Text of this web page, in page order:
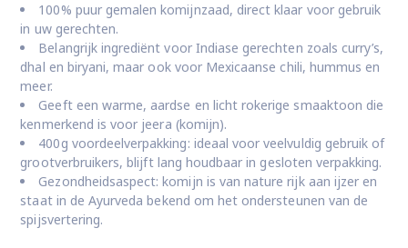
100% puur gemalen komijnzaad, direct klaar voor gebruik
in uw gerechten.
Belangrijk ingrediënt voor Indiase gerechten zoals curry’s,
dhal en biryani, maar ook voor Mexicaanse chili, hummus en
meer.
Geeft een warme, aardse en licht rokerige smaaktoon die
kenmerkend is voor jeera (komijn).
400g voordeelverpakking: ideaal voor veelvuldig gebruik of
grootverbruikers, blijft lang houdbaar in gesloten verpakking.
Gezondheidsaspect: komijn is van nature rijk aan ijzer en
staat in de Ayurveda bekend om het ondersteunen van de
spijsvertering.